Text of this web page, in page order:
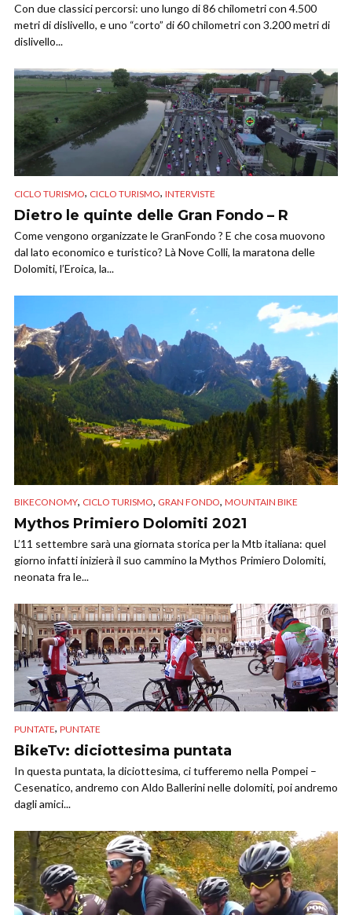
Con due classici percorsi: uno lungo di 86 chilometri con 4.500
metri di dislivello, e uno “corto” di 60 chilometri con 3.200 metri di
dislivello...
CICLO TURISMO, CICLO TURISMO, INTERVISTE
Dietro le quinte delle Gran Fondo – R
Come vengono organizzate le GranFondo ? E che cosa muovono
dal lato economico e turistico? Là Nove Colli, la maratona delle
Dolomiti, l’Eroica, la...
BIKECONOMY, CICLO TURISMO, GRAN FONDO, MOUNTAIN BIKE
Mythos Primiero Dolomiti 2021
L’11 settembre sarà una giornata storica per la Mtb italiana: quel
giorno infatti inizierà il suo cammino la Mythos Primiero Dolomiti,
neonata fra le...
PUNTATE, PUNTATE
BikeTv: diciottesima puntata
In questa puntata, la diciottesima, ci tufferemo nella Pompei –
Cesenatico, andremo con Aldo Ballerini nelle dolomiti, poi andremo
dagli amici...